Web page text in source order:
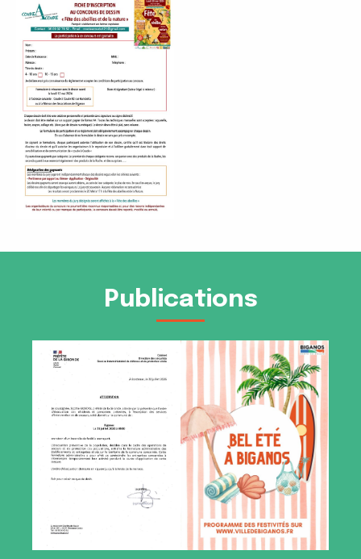
Publications